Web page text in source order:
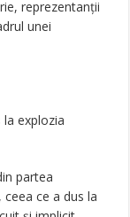
reprezentanții
unei
explozia
partea
ce a dus la